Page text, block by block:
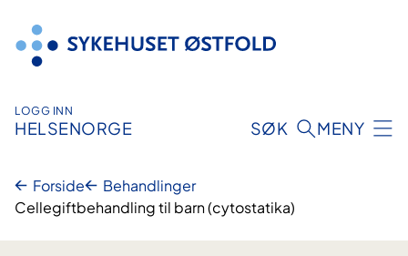
innhold
LOGG INN
HELSENORGE SØK MENY
Forside
Behandlinger
Cellegiftbehandling til barn (cytostatika)